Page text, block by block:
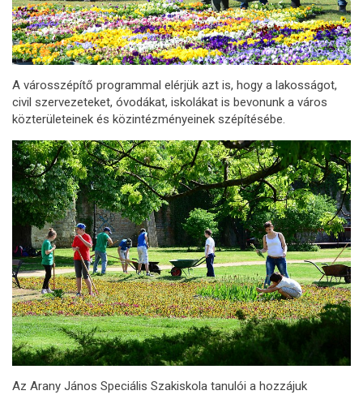
A városszépítő programmal elérjük azt is, hogy a lakosságot,
civil szervezeteket, óvodákat, iskolákat is bevonunk a város
közterületeinek és közintézményeinek szépítésébe.
Az Arany János Speciális Szakiskola tanulói a hozzájuk